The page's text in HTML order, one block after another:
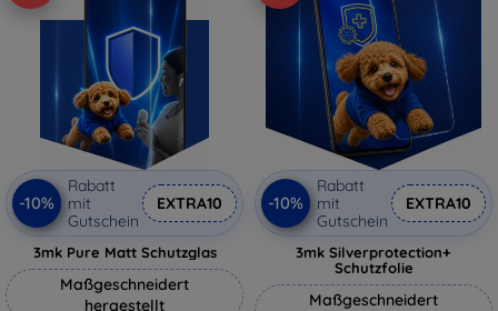
-10%
Rabatt
mit
Gutschein
EXTRA10
3mk Pure Matt Schutzglas
Maßgeschneidert
hergestellt
-10%
Rabatt
mit
Gutschein
EXTRA10
3mk Silverprotection+
Schutzfolie
Maßgeschneidert